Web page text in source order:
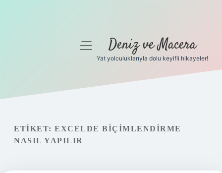
Gizlilik Politikası
Hakkımızda
menüyüDeniz ve Macera
Yat yolculuklarıyla dolu keyifli hikayeler!
ETIKET: EXCELDE BIÇIMLENDIRME
NASIL YAPILIR